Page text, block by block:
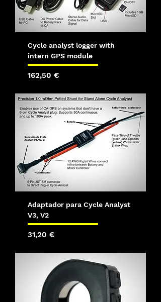
Cycle analyst logger with
intern GPS module
Precio
162,50 €
Adaptador para Cycle Analyst
V3, V2
Precio
31,20 €